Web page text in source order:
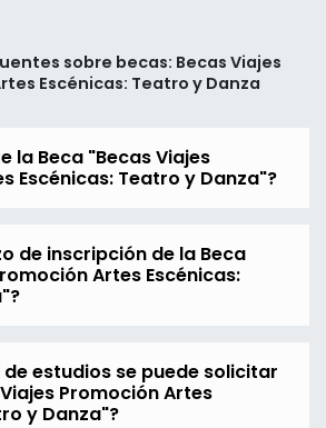
sobre becas: Becas Viajes
Escénicas: Teatro y Danza
la Beca "Becas Viajes
Escénicas: Teatro y Danza"?
de inscripción de la Beca
Artes Escénicas:
de estudios se puede solicitar
Promoción Artes
y Danza"?